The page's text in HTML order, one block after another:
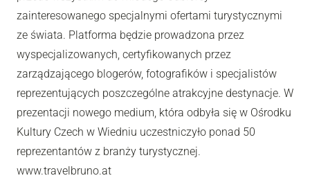
zainteresowanego specjalnymi ofertami turystycznymi
ze świata. Platforma będzie prowadzona przez
wyspecjalizowanych, certyfikowanych przez
zarządzającego blogerów, fotografików i specjalistów
reprezentujących poszczególne atrakcyjne destynacje. W
prezentacji nowego medium, która odbyła się w Ośrodku
Kultury Czech w Wiedniu uczestniczyło ponad 50
reprezentantów z branży turystycznej.
www.travelbruno.at